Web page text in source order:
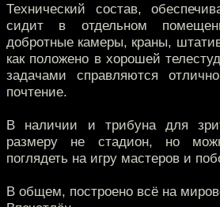
Технический состав,
сидит в отдельном
добротные камеры, краны,
как положено в хорошей
задачами справляются
почтение.
В наличии и трибуна для
размеру не стадион, но
поглядеть на игру мастеров и
В общем, построено всё на